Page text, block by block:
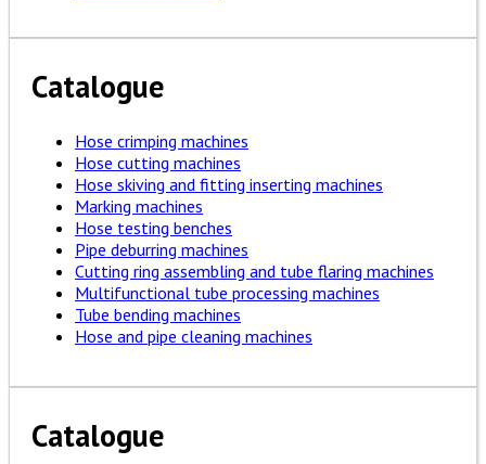
Catalogue
Hose crimping machines
Hose cutting machines
Hose skiving and fitting inserting machines
Marking machines
Hose testing benches
Pipe deburring machines
Cutting ring assembling and tube flaring machines
Multifunctional tube processing machines
Tube bending machines
Hose and pipe cleaning machines
Catalogue